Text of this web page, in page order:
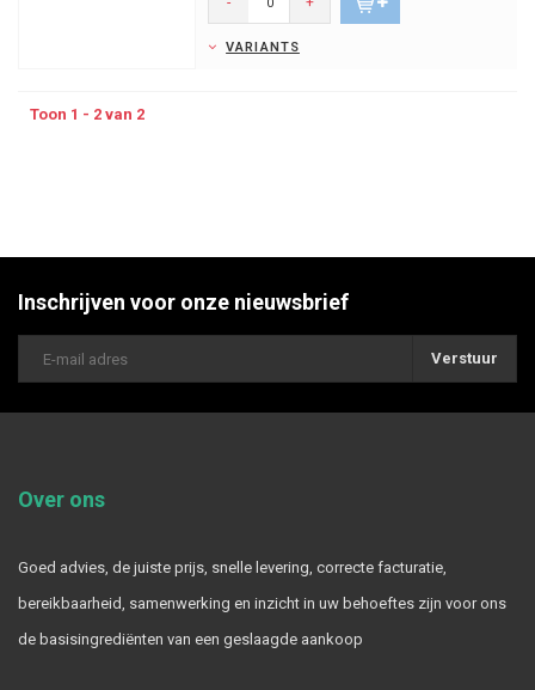
VARIANTS
Toon 1 - 2 van 2
Inschrijven voor onze nieuwsbrief
Verstuur
Over ons
Goed advies, de juiste prijs, snelle levering, correcte facturatie,
bereikbaarheid, samenwerking en inzicht in uw behoeftes zijn voor ons
de basisingrediënten van een geslaagde aankoop